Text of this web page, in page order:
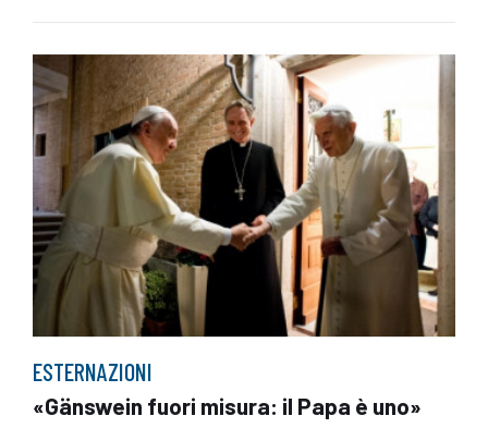
ESTERNAZIONI
«Gänswein fuori misura: il Papa è uno»